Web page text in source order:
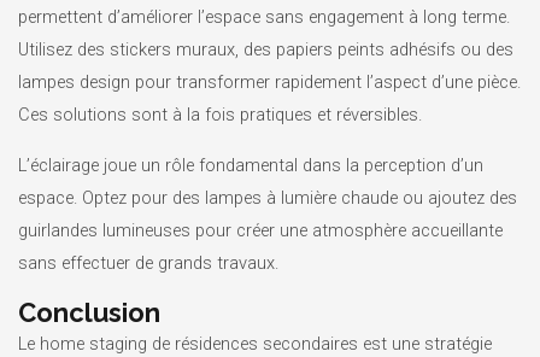
permettent d’améliorer l’espace sans engagement à long terme.
Utilisez des stickers muraux, des papiers peints adhésifs ou des
lampes design pour transformer rapidement l’aspect d’une pièce.
Ces solutions sont à la fois pratiques et réversibles.
L’éclairage joue un rôle fondamental dans la perception d’un
espace. Optez pour des lampes à lumière chaude ou ajoutez des
guirlandes lumineuses pour créer une atmosphère accueillante
sans effectuer de grands travaux.
Conclusion
Le home staging de résidences secondaires est une stratégie